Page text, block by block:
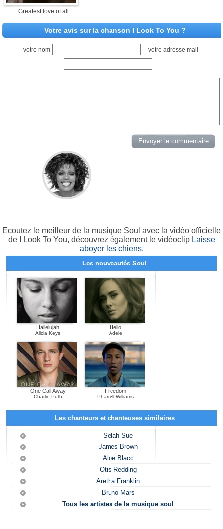
Greatest love of all
Votre avis sur la chanson I Look To You ?
votre nom votre adresse mail
Ecoutez le meilleur de la musique Soul avec la vidéo officielle
de I Look To You, découvrez également le vidéoclip Laisse
aboyer les chiens.
Les nouveautés Soul
Hallelujah
Alicia Keys
Hello
Adele
One Call Away
Charlie Puth
Freedom
Pharrell Williams
Les chanteurs et chanteuses similaires
Selah Sue
James Brown
Aloe Blacc
Otis Redding
Aretha Franklin
Bruno Mars
Tous les artistes de la musique soul